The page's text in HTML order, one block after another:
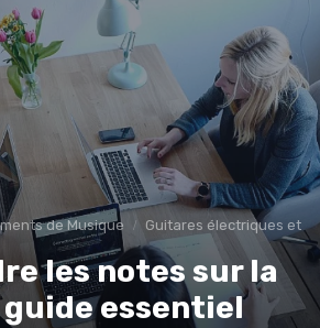
de Musique Guitares électriques et
les notes sur la
guide essentiel